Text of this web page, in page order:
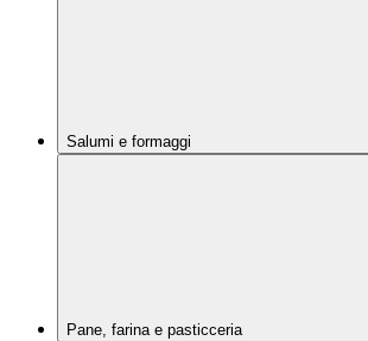
Salumi e formaggi
Pane, farina e pasticceria